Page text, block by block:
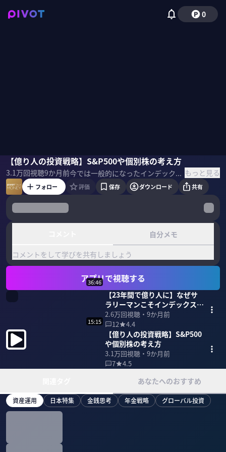
0
【億り人の投資戦略】S&P500や個別株の考え方
3.1万回視聴9か月前 今では一般的になったインデックス投資。長期で続けていくにあたり、モチベーションの維持や下落時の心構えはどのように考えれば良いのか？実際に23年間のインデックス投資で「億り人」になった、個人投資家の水瀬ケンイチ氏に聞いた。 ▼プロフィール 水瀬ケンイチ｜個人投資家 都内IT企業会社員にして下町の個人投資家。2005年より投資ブログ「梅屋敷商店街のランダム・ウォーカー」を執筆し、インデックス投資のバイブル的ブログに。インデックス投資の代名詞となった「ほったらかし投資術」（朝日新書）では、経済評論家の山崎元氏（故人）と共著、ベストセラーに。著書に『お金は寝かせて増やしなさい』（フォレスト出版）など。 ▼参考書籍 『彼はそれを「賢者の投資術」と言った』 もっと見る
水瀬ケンイチ柴田阿弥
フォロー 評価 保存 ダウンロード 共有
自分メモ
コメントをして学びを共有しましょう
アプリで視聴する
36:46
【23年間で億り人に】なぜサ
ラリーマンこそインデックス投
資なのか
2.6万回視聴・ 9か月前
12
4.4
15:15
【億り人の投資戦略】S&P500
や個別株の考え方
3.1万回視聴・ 9か月前
7
4.5
あなたへのおすすめ
資産運用 日本特集 金銭思考 年金戦略 グローバル投資